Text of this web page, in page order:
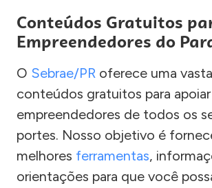
Conteúdos Gratuitos
Empreendedores do
O Sebrae/PR oferece uma
conteúdos gratuitos para apoiar
empreendedores de todos os
portes. Nosso objetivo é
melhores ferramentas,
orientações para que você